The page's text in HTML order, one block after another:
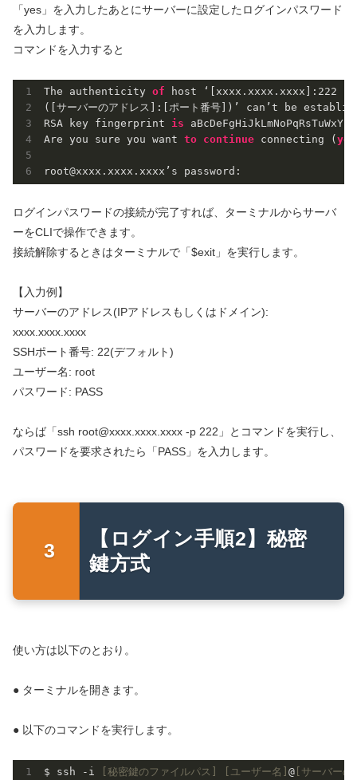
「yes」を入力したあとにサーバーに設定したログインパスワード
を入力します。
コマンドを入力すると
The authenticity of host ‘[xxxx.xxxx.xxxx]: 222
([サーバーのアドレス]:[ポート番号])’ can’t be
RSA key fingerprint is aBcDeFgHiJkLmNoPqRsTuWxYz.
Are you sure you want to continue connecting ( yes
root@xxxx.xxxx.xxxx’s password:
ログインパスワードの接続が完了すれば、ターミナルからサーバ
ーをCLIで操作できます。
接続解除するときはターミナルで「$exit」を実行します。
【入力例】
サーバーのアドレス(IPアドレスもしくはドメイン):
xxxx.xxxx.xxxx
SSHポート番号: 22(デフォルト)
ユーザー名: root
パスワード: PASS
ならば「ssh root@xxxx.xxxx.xxxx -p 222」とコマンドを実行し、
パスワードを要求されたら「PASS」を入力します。
【ログイン手順2】秘密
鍵方式
使い方は以下のとおり。
● ターミナルを開きます。
● 以下のコマンドを実行します。
$ ssh -i [秘密鍵のファイルパス] [ユーザー名] @ [サーバー